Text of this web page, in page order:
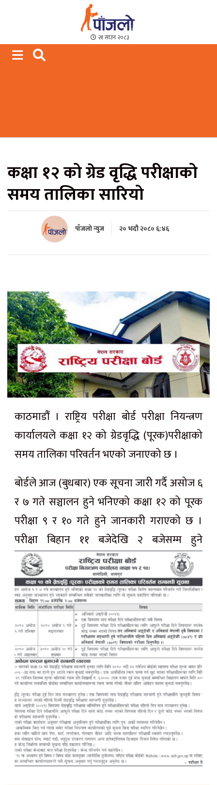
Paajalo News
We are from Far West Nepal
२१ साउन २०८३
कक्षा १२ को ग्रेड वृद्धि परीक्षाको
समय तालिका सारियो
पाँजलो न्युज २० भदौ २०८० ६:४६
काठमाडौंं । राष्ट्रिय परीक्षा बोर्ड परीक्षा नियन्त्रण
कार्यालयले कक्षा १२ को ग्रेडवृद्धि (पूरक)परीक्षाको
समय तालिका परिवर्तन भएको जनाएको छ ।
बोर्डले आज (बुधबार) एक सूचना जारी गर्दै असोज ६
र ७ गते सञ्चालन हुने भनिएको कक्षा १२ को पूरक
परीक्षा ९ र १० गते हुने जानकारी गराएको छ ।
परीक्षा बिहान ११ बजेदेखि २ बजेसम्म हुने